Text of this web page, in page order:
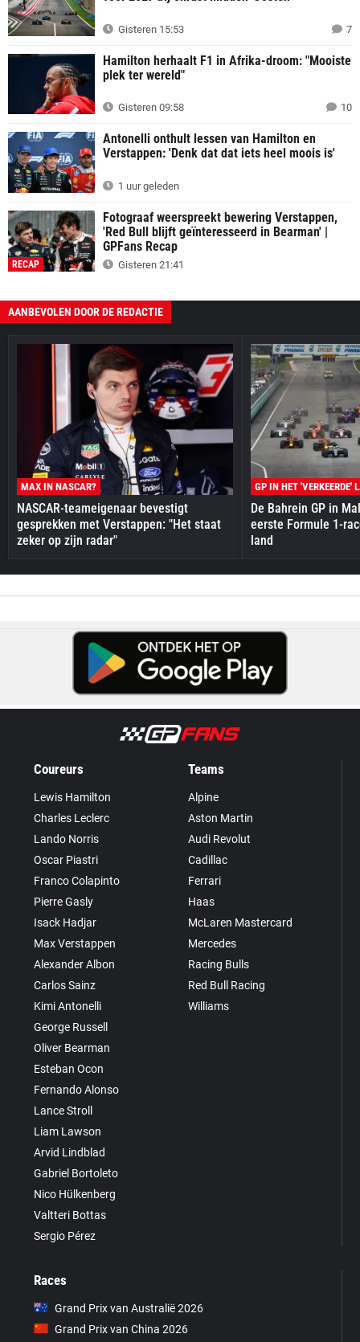
Gisteren 15:53 7
Hamilton herhaalt F1 in Afrika-droom: "Mooiste
plek ter wereld"
Gisteren 09:58 10
Antonelli onthult lessen van Hamilton en
Verstappen: 'Denk dat dat iets heel moois is'
1 uur geleden
RECAP
Fotograaf weerspreekt bewering Verstappen,
'Red Bull blijft geïnteresseerd in Bearman' |
GPFans Recap
Gisteren 21:41
AANBEVOLEN DOOR DE REDACTIE
MAX IN NASCAR?
NASCAR-teameigenaar bevestigt
gesprekken met Verstappen: "Het staat
zeker op zijn radar"
GP IN HET 'VERKEERDE'
De Bahrein GP in
eerste Formule 1-
land
Coureurs
Lewis Hamilton
Charles Leclerc
Lando Norris
Oscar Piastri
Franco Colapinto
Pierre Gasly
Isack Hadjar
Max Verstappen
Alexander Albon
Carlos Sainz
Kimi Antonelli
George Russell
Oliver Bearman
Esteban Ocon
Fernando Alonso
Lance Stroll
Liam Lawson
Arvid Lindblad
Gabriel Bortoleto
Nico Hülkenberg
Valtteri Bottas
Sergio Pérez
Teams
Alpine
Aston Martin
Audi Revolut
Cadillac
Ferrari
Haas
McLaren Mastercard
Mercedes
Racing Bulls
Red Bull Racing
Williams
Races
Grand Prix van Australië 2026
Grand Prix van China 2026